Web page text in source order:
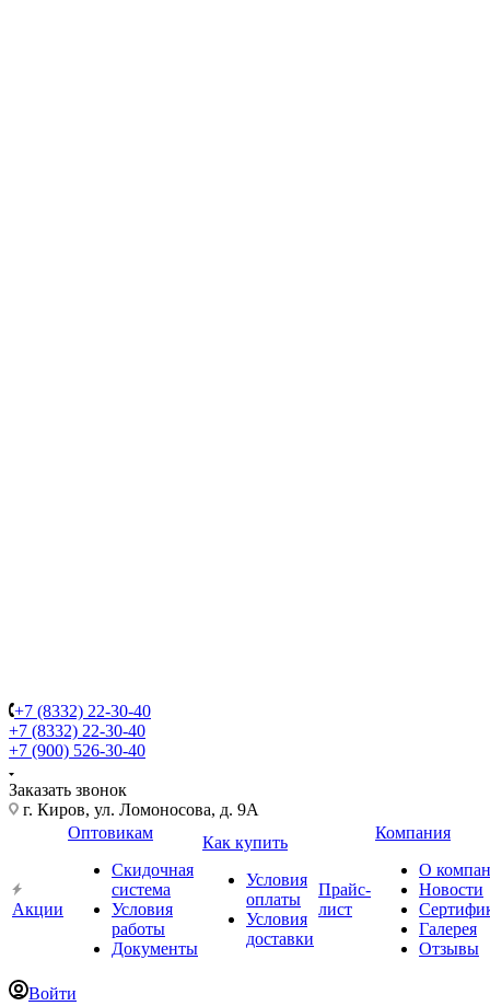
+7 (8332) 22-30-40
+7 (8332) 22-30-40
+7 (900) 526-30-40
Заказать звонок
г. Киров, ул. Ломоносова, д. 9А
Акции
Оптовикам
Скидочная
система
Условия
работы
Документы
Как купить
Условия
оплаты
Условия
доставки
Прайс-
лист
Компания
О
Новости
Галерея
Отзывы
Войти